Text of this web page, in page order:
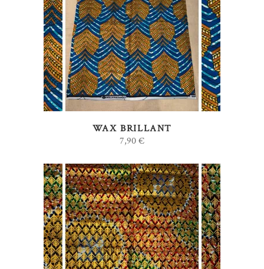
AJOUTER AU PANIER
WAX BRILLANT
7,90€
AJOUTER AU PANIER